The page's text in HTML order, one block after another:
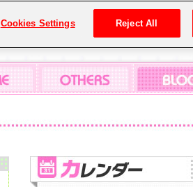
Cookies Settings Reject All